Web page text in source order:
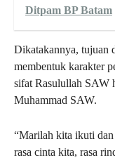
Ditpam BP Batam
Dikatakannya, tujuan
membentuk karakter
sifat Rasulullah SAW
Muhammad SAW.
“Marilah kita ikuti
rasa cinta kita, rasa